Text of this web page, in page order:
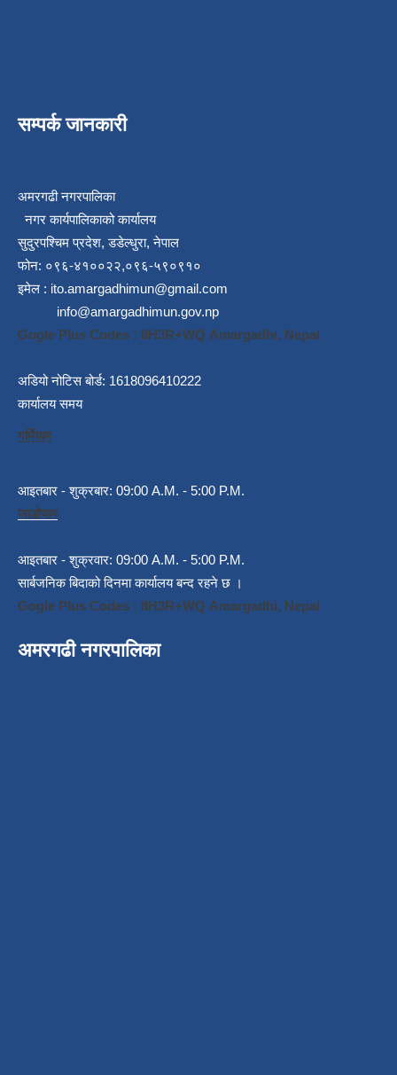
सम्पर्क जानकारी
अमरगढी नगरपालिका
नगर कार्यपालिकाको कार्यालय
सुदुरपश्चिम प्रदेश, डडेल्धुरा, नेपाल
फोन: ०९६-४१००२२,०९६-५९०९१०
इमेल : ito.amargadhimun@gmail.com
info@amargadhimun.gov.np
Gogle Plus Codes : 8H3R+WQ Amargadhi, Nepal
अडियो नोटिस बोर्ड: 1618096410222
कार्यालय समय
गर्मियाम
आइतबार - शुक्रबार: 09:00 A.M. - 5:00 P.M.
जाडोयाम
आइतबार - शुक्रवार: 09:00 A.M. - 5:00 P.M.
सार्बजनिक बिदाको दिनमा कार्यालय बन्द रहने छ ।
Gogle Plus Codes : 8H3R+WQ Amargadhi, Nepal
अमरगढी नगरपालिका